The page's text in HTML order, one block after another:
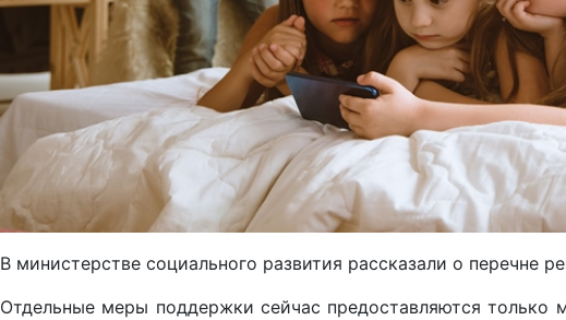
В министерстве социального развития рассказали о перечне
Отдельные меры поддержки сейчас предоставляются